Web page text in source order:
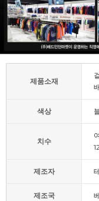
제품소재
색상
치수
제조자
제조국